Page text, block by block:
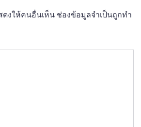
งให้คนอื่นเห็น ช่องข้อมูลจำเป็นถูกทำ